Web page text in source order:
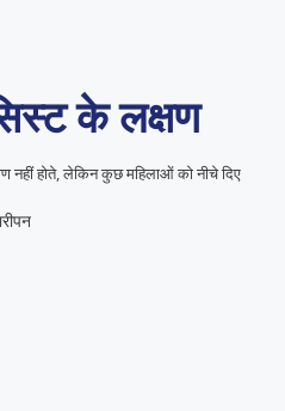
के लक्षण
होते, लेकिन कुछ महिलाओं को नीचे दिए